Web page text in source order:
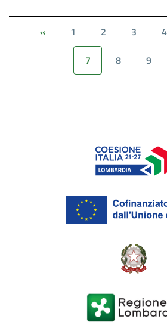
« 1 2 3 4
7
8 9